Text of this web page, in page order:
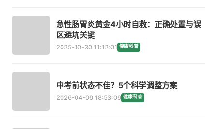
急性肠胃炎黄金4小时自救：正确处置与误
区避坑关键
2025-10-30 11:12:01 健康科普
中考前状态不佳？5个科学调整方案
2026-04-06 18:53:06 健康科普